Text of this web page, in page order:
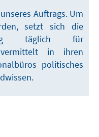
Auftrags. Um
setzt sich die
täglich für
in ihren
politisches